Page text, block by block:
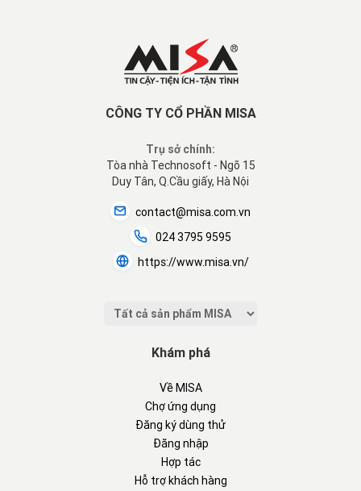
CÔNG TY CỔ PHẦN MISA
Trụ sở chính:
Tòa nhà Technosoft - Ngõ 15
Duy Tân, Q.Cầu giấy, Hà Nội
contact@misa.com.vn
024 3795 9595
https://www.misa.vn/
Khám phá
Về MISA
Chợ ứng dụng
Đăng ký dùng thử
Đăng nhập
Hợp tác
Hỗ trợ khách hàng